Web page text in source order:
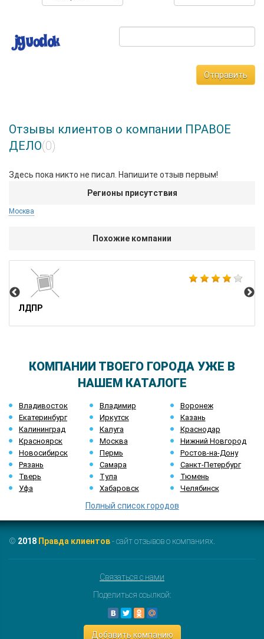
Отправить
Отзывы клиентов о компании ПРАВОЕ
ДЕЛО(0)
Здесь пока никто не писал. Напишите отзыв первым!
Регионы присутствия
Москва
Похожие компании
ЛДПР
КОМПАНИИ ТВОЕГО ГОРОДА УЖЕ В
НАШЕМ КАТАЛОГЕ
Владивосток Владимир
Воронеж
Екатеринбург
Иркутск
Казань
Калининград
Калуга
Краснодар
Красноярск
Москва
Нижний Новгород
Новосибирск
Пермь
Ростов-на-Дону
Рязань
Самара
Санкт-Петербург
Тверь
Тула
Тюмень
Уфа
Хабаровск Челябинск
Полный список городов
© 2018 Правда клиентов- сайт отзывов о компаниях.
Связаться с нами
Поделиться ссылкой:
Добавить компанию